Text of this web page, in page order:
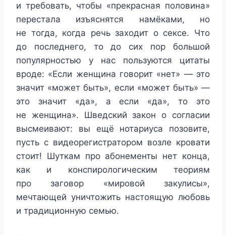
и требовать, чтобы «прекрасная половина»
перестала изъяснятся намёками, но
не тогда, когда речь заходит о сексе. Что
до последнего, то до сих пор большой
популярностью у нас пользуются цитаты
вроде: «Если женщина говорит «нет» — это
значит «может быть», если «может быть» —
это значит «да», а если «да», то это
не женщина». Шведский закон о согласии
высмеивают: вы ещё нотариуса позовите,
пусть с видеорегистратором возле кровати
стоит! Шуткам про абонементы нет конца,
как и конспирологическим теориям
про заговор «мировой закулисы»,
мечтающей уничтожить настоящую любовь
и традиционную семью.